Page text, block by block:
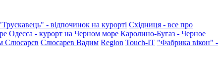
- відпочинок на курорті Східниця - все про
Одесса - курорт на Черном море Каролино-Бугаз - Черное
Слюсарєв Слюсарев Вадим Region Touch-IT "Фабрика вікон" -